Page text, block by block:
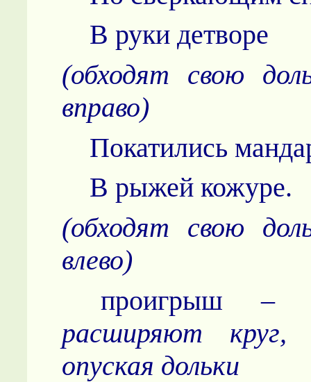
В руки детворе
(обходят свою
вправо)
Покатились
В рыжей кожуре.
(обходят свою
влево)
проигрыш
расширяют круг,
опуская дольки